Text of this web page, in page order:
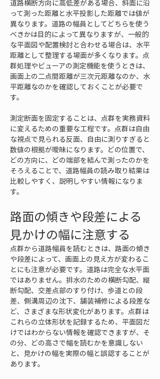
道路横断方向に高低差がある場合、斜面に沿
って測った距離と水平投影した距離では値が
異なります。道路の幅員としてどちらを使う
べきかは目的によって異なりますが、一般的
な平面図や配置検討と合わせる場合は、水平
距離として整理する場面が多くなります。点
群処理やビューアの測定機能を使うときは、
画面上の二点間距離が三次元距離なのか、水
平距離なのかを確認しておくことが必要で
す。
測定断面を固定することは、点群を実務資料
に変えるための重要な工程です。点群は自由
な視点で見られる反面、自由に測りすぎると
数値の根拠が曖昧になります。どの位置で、
どの方向に、どの端部を結んで測ったのかを
そろえることで、道路幅員の読み取り結果は
比較しやすく、説明しやすい情報になりま
す。
路面の傾きや段差による
見かけの幅に注意する
点群から道路幅員を読むときは、路面の傾き
や段差によって、画面上の見え方が変わるこ
とにも注意が必要です。道路は完全な水平面
ではありません。排水のための横断勾配、縦
断勾配、交差点部のすり付け、歩道との段
差、側溝周辺の沈下、舗装補修による段差な
ど、さまざまな形状変化があります。点群は
これらの立体形状を記録するため、平面図だ
けではわからない情報を確認できますが、そ
の分、どの高さで幅を読むかを意識しない
と、見かけの幅を実際の幅と誤認することが
あります。